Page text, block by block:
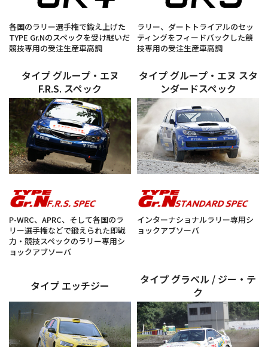
各国のラリー選手権で鍛え上げた
TYPE Gr.Nのスペックを受け継いだ
競技専用の受注生産車高調
ラリー、ダートトライアルのセッ
ティングをフィードバックした競
技専用の受注生産車高調
タイプ グループ・エヌ
F.R.S. スペック
P-WRC、APRC、そして各国のラ
リー選手権などで鍛えられた即戦
力・競技スペックのラリー専用シ
ョックアブソーバ
タイプ グループ・エヌ スタ
ンダードスペック
インターナショナルラリー専用シ
ョックアブソーバ
タイプ エッチジー
タイプ グラベル / ジー・テ
ク